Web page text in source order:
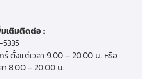
เติมติดต่อ :
ร์ ตั้งแต่เวลา 9.00 – 20.00 น. หรือ
า 8.00 – 20.00 น.